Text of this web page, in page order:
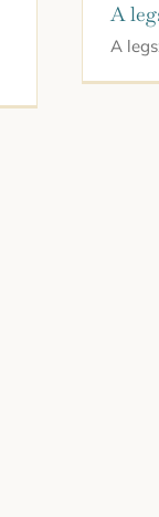
A
A